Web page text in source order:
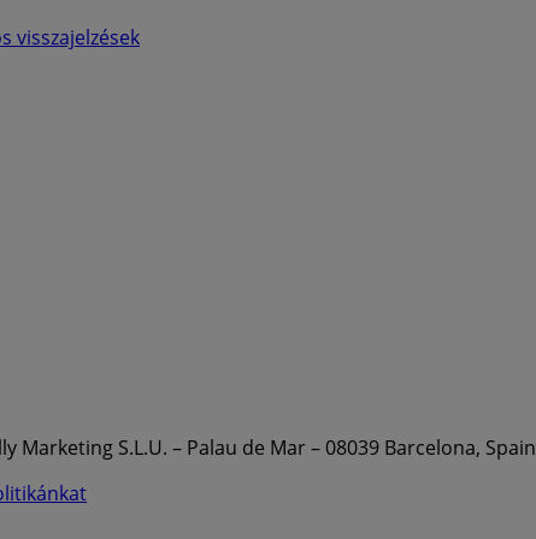
visszajelzések
Marketing S.L.U. – Palau de Mar – 08039 Barcelona, Spain